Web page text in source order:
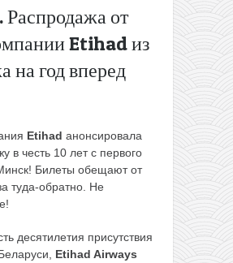
от
Etihad из
на год вперед
Etihad анонсировала
в честь 10 лет с первого
Билеты обещают от
туда-обратно. Не
десятилетия присутствия
Etihad Airways
августа)
Голландия,
все
сентябре
из Польши
всего за